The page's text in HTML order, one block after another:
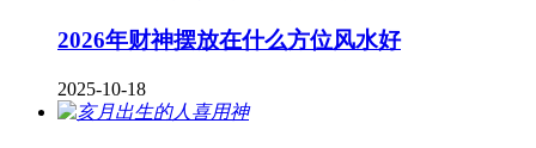
2026年财神摆放在什么方位风水好
2025-10-18